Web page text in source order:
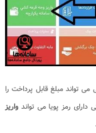
تواند مبلغ قابل پرداخت را
رمز پویا می تواند واریز